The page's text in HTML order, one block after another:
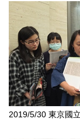
2019/5/30 東京國